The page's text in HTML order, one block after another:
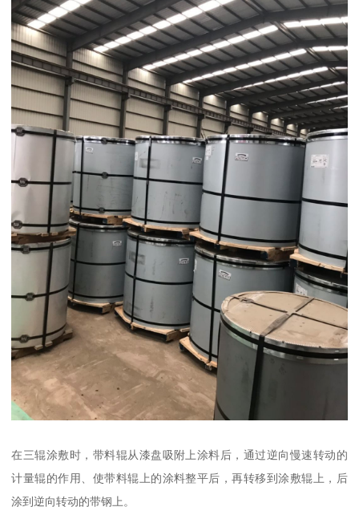
在三辊涂敷时，带料辊从漆盘吸附上涂料后，通过逆向慢速转动的
计量辊的作用、使带料辊上的涂料整平后，再转移到涂敷辊上，后
涂到逆向转动的带钢上。